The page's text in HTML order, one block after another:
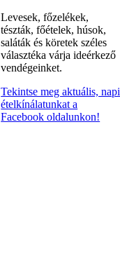
Levesek, főzelékek,
tészták, főételek, húsok,
saláták és köretek széles
választéka várja ideérkező
vendégeinket.
Tekintse meg aktuális, napi
ételkínálatunkat a
Facebook oldalunkon!